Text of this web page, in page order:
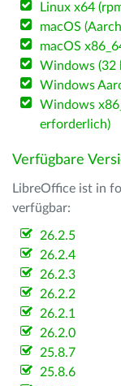
Linux x64
macOS
macOS
Windows (32
Windows
Windows
erforderlich)
Verfügbare
LibreOffice ist in
verfügbar:
26.2.5
26.2.4
26.2.3
26.2.2
26.2.1
26.2.0
25.8.7
25.8.6